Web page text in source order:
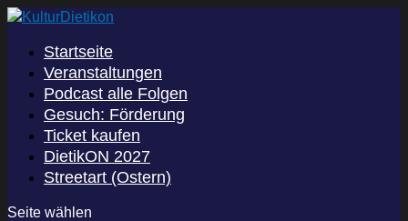
Startseite
Veranstaltungen
Podcast alle Folgen
Gesuch: Förderung
Ticket kaufen
DietikON 2027
Streetart (Ostern)
Seite wählen